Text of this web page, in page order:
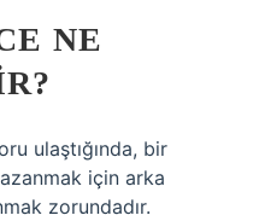
NE
ulaştığında, bir
için arka
zorundadır.